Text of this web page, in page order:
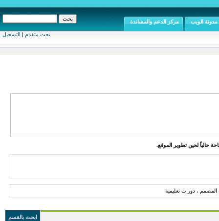
بحث متقدم | التسجيل
مدونة الويب مركز الدعم والمساندة
حالياً لحين تطوير الموقع.
، دورات تعليمية
ابحث بالقسم